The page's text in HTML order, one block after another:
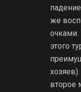
же
очками.
этого
второе